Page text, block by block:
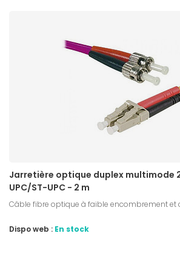
Jarretière optique duplex multimode
UPC/ST-UPC - 2 m
Câble fibre optique à faible encombrement et
Dispo web : En stock